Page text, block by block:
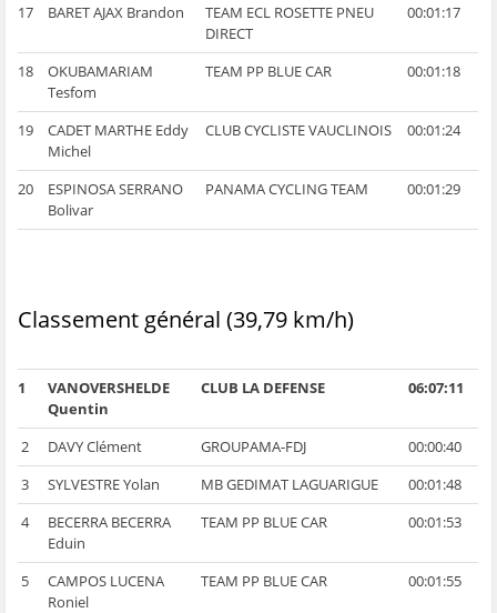
17
BARET AJAX Brandon
TEAM ECL ROSETTE PNEU
DIRECT
00:01:17
18
OKUBAMARIAM
Tesfom
TEAM PP BLUE CAR 00:01:18
19
CADET MARTHE Eddy
Michel
CLUB CYCLISTE VAUCLINOIS 00:01:24
20
ESPINOSA SERRANO
Bolivar
PANAMA CYCLING TEAM 00:01:29
Classement général (39,79 km/h)
1
VANOVERSHELDE
Quentin
CLUB LA DEFENSE 06:07:11
2 DAVY Clément GROUPAMA-FDJ
00:00:40
3
SYLVESTRE Yolan MB GEDIMAT LAGUARIGUE
00:01:48
4
BECERRA BECERRA
Eduin
TEAM PP BLUE CAR 00:01:53
5
CAMPOS LUCENA
Roniel
TEAM PP BLUE CAR 00:01:55